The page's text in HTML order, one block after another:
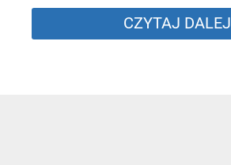
CZYTAJ DALEJ